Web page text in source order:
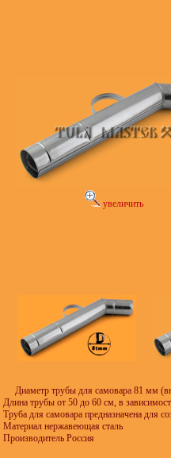
увеличить
Диаметр трубы для самовара 81 мм
Длина трубы от 50 до 60 см, в
Труба для самовара предназначена для
Материал нержавеющая сталь
Производитель Россия